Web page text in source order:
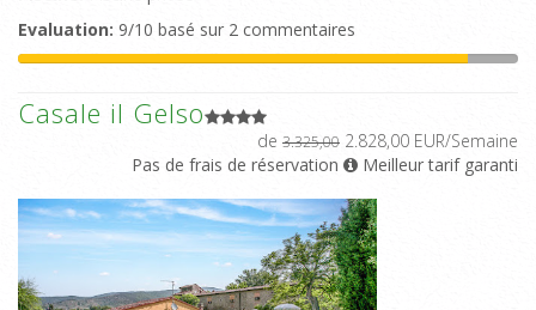
Evaluation: 9/10 basé sur 2 commentaires
Casale il Gelso
de 3.325,00 2.828,00 EUR/Semaine
Pas de frais de réservation
Meilleur tarif garanti